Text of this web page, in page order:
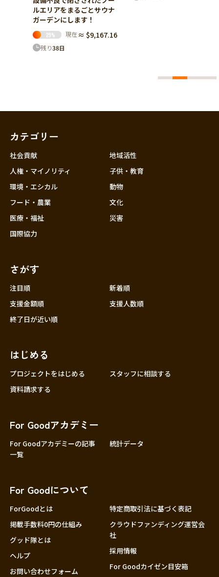
カテゴリー
社会貢献
人権・マイノリティ
環境・エシカル
フード・農業
医療・福祉
国際協力
地域活性
子供・教育
動物
文化
災害
さがす
注目順
新着順
支援金額順
支援人数順
終了日が近い順
はじめる
プロジェクトをはじめる
スタッフに相談する
資料請求する
For Goodアカデミー
For Goodアカデミーの記事
一覧
統計データ
For Goodについて
ForGoodとは
掲載手数料0円の仕組み
グッド隊とは
ヘルプ
お問い合わせフォーム
特定商取引法に基づく表記
クラウドファンディング運営会
社
採用情報
For Goodカイゼン目安箱